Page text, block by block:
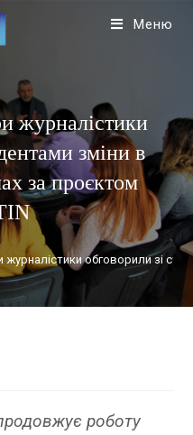
Меню
журналістики
зміни в
за проєктом
обговорили зі
роботу